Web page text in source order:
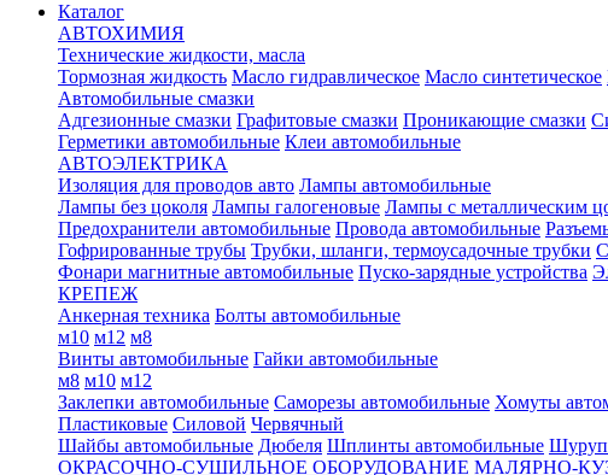
Каталог
АВТОХИМИЯ
Технические жидкости, масла
Тормозная жидкость Масло гидравлическое Масло синтетическое
Автомобильные смазки
Адгезионные смазки Графитовые смазки Проникающие смазки
Герметики автомобильные Клеи автомобильные
АВТОЭЛЕКТРИКА
Изоляция для проводов авто Лампы автомобильные
Лампы без цоколя Лампы галогеновые Лампы с металлическим
Предохранители автомобильные Провода автомобильные
Гофрированные трубы Трубки, шланги, термоусадочные трубки
Фонари магнитные автомобильные Пуско-зарядные устройства
КРЕПЕЖ
Анкерная техника Болты автомобильные
м10 м12 м8
Винты автомобильные Гайки автомобильные
м8 м10 м12
Заклепки автомобильные Саморезы автомобильные Хомуты
Пластиковые Силовой Червячный
Шайбы автомобильные Дюбеля Шплинты автомобильные
ОКРАСОЧНО-СУШИЛЬНОЕ ОБОРУДОВАНИЕ МАЛЯРНО-